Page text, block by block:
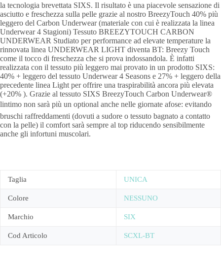
la tecnologia brevettata SIXS. Il risultato è una piacevole sensazione di
asciutto e freschezza sulla pelle grazie al nostro BreezyTouch 40% più
leggero del Carbon Underwear (materiale con cui è realizzata la linea
Underwear 4 Stagioni) Tessuto BREEZYTOUCH CARBON
UNDERWEAR Studiato per performance ad elevate temperature la
rinnovata linea UNDERWEAR LIGHT diventa BT: Breezy Touch
come il tocco di freschezza che si prova indossandola. È infatti
realizzata con il tessuto più leggero mai provato in un prodotto SIXS:
40% + leggero del tessuto Underwear 4 Seasons e 27% + leggero della
precedente linea Light per offrire una traspirabilità ancora più elevata
(+20% ). Grazie al tessuto SIXS BreezyTouch Carbon Underwear®
lintimo non sarà più un optional anche nelle giornate afose: evitando
bruschi raffreddamenti (dovuti a sudore o tessuto bagnato a contatto
con la pelle) il comfort sarà sempre al top riducendo sensibilmente
anche gli infortuni muscolari.
Taglia UNICA
Colore NESSUNO
Marchio SIX
Cod Articolo SCXL-BT